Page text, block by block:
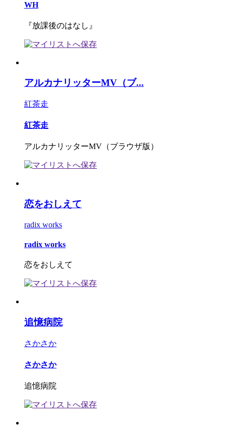
WH
『放課後のはなし』
アルカナリッターMV（ブ...
紅茶走
紅茶走
アルカナリッターMV（ブラウザ版）
恋をおしえて
radix works
radix works
恋をおしえて
追憶病院
さかさか
さかさか
追憶病院